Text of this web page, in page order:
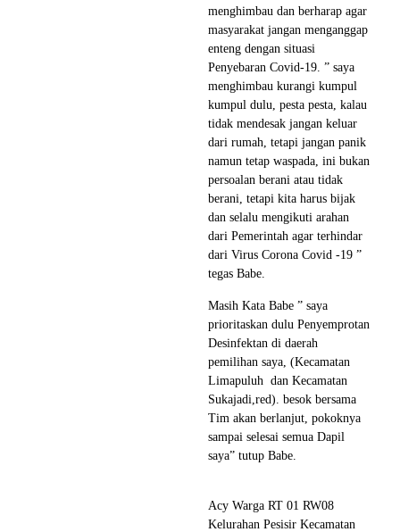
menghimbau dan berharap agar
masyarakat jangan menganggap
enteng dengan situasi
Penyebaran Covid-19. ” saya
menghimbau kurangi kumpul
kumpul dulu, pesta pesta, kalau
tidak mendesak jangan keluar
dari rumah, tetapi jangan panik
namun tetap waspada, ini bukan
persoalan berani atau tidak
berani, tetapi kita harus bijak
dan selalu mengikuti arahan
dari Pemerintah agar terhindar
dari Virus Corona Covid -19 ”
tegas Babe.
Masih Kata Babe ” saya
prioritaskan dulu Penyemprotan
Desinfektan di daerah
pemilihan saya, (Kecamatan
Limapuluh dan Kecamatan
Sukajadi,red). besok bersama
Tim akan berlanjut, pokoknya
sampai selesai semua Dapil
saya” tutup Babe.
Acy Warga RT 01 RW08
Kelurahan Pesisir Kecamatan